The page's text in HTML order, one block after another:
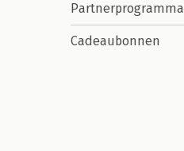
Partnerprogramma
Cadeaubonnen